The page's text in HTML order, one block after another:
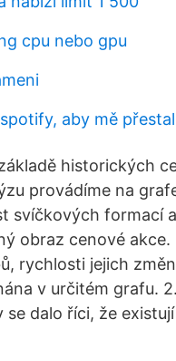
cpu nebo gpu
aby mě
historických
provádíme na
svíčkových formací
obraz cenové
rychlosti jejich
v určitém grafu.
se dalo říci, že